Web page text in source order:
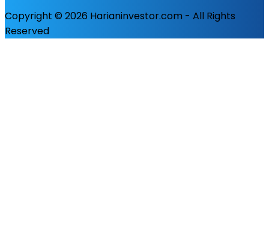
Copyright © 2026 Harianinvestor.com - All Rights
Reserved